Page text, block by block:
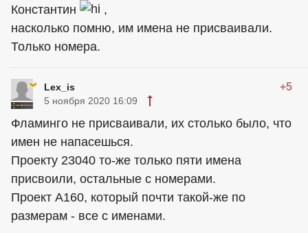
Константин
,
насколько помню, им имена не присваивали.
Только номера.
Lex_is +5
5 ноября 2020 16:09
Фламинго не присваивали, их столько было, что
имен не напасешься.
Проекту 23040 то-же только пяти имена
присвоили, остальные с номерами.
Проект А160, который почти такой-же по
размерам - все с именами.